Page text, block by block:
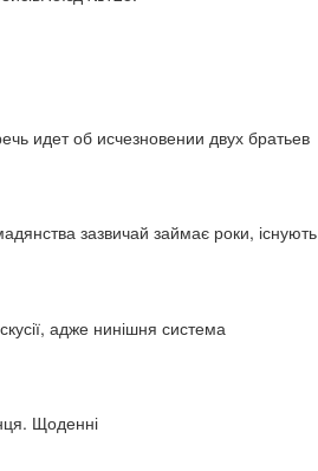
идет об исчезновении двух братьев
зазвичай займає роки, існують
адже нинішня система
Щоденні